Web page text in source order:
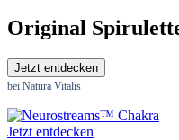
Original
Jetzt entdecken
bei Natura Vitalis
Jetzt entdecken